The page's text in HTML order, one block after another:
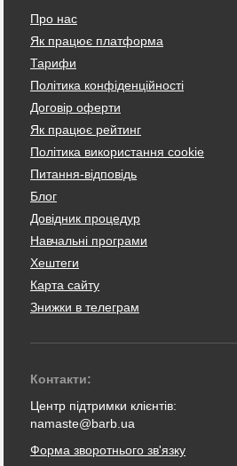
Про нас
Як працює платформа
Тарифи
Політика конфіденційності
Договір оферти
Як працює рейтинг
Політика використання cookie
Питання-відповідь
Блог
Довідник процедур
Навчальні програми
Хештеги
Карта сайту
Знижки в телеграм
Контакти:
Центр підтримки клієнтів:
namaste@barb.ua
Форма зворотнього зв'язку